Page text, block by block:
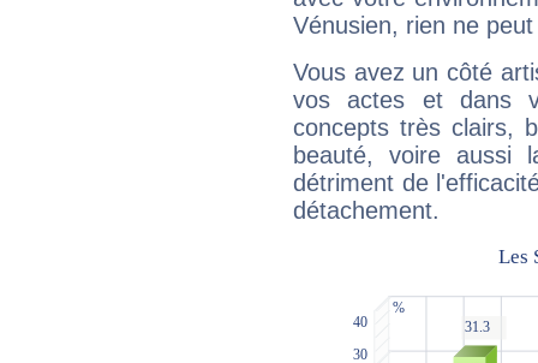
Vénusien, rien ne
Vous avez un côté
vos actes et dans
concepts très clairs,
beauté, voire aussi
détriment de
détachement.